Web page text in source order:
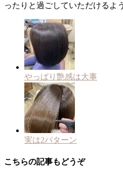
ったりと過ごしていただけるよ
やっぱり艶感は大事
実は2パターン
こちらの記事もどうぞ